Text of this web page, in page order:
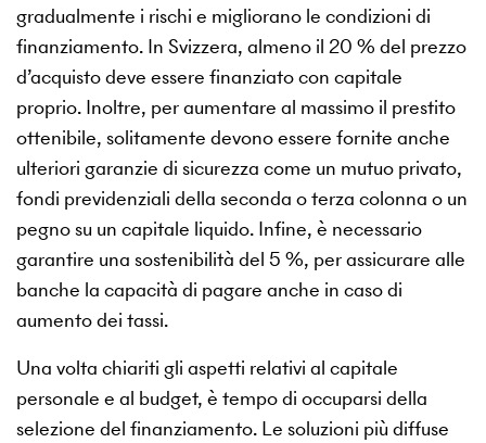
gradualmente i rischi e migliorano le condizioni di
finanziamento. In Svizzera, almeno il 20 % del prezzo
d’acquisto deve essere finanziato con capitale
proprio. Inoltre, per aumentare al massimo il prestito
ottenibile, solitamente devono essere fornite anche
ulteriori garanzie di sicurezza come un mutuo privato,
fondi previdenziali della seconda o terza colonna o un
pegno su un capitale liquido. Infine, è necessario
garantire una sostenibilità del 5 %, per assicurare alle
banche la capacità di pagare anche in caso di
aumento dei tassi.
Una volta chiariti gli aspetti relativi al capitale
personale e al budget, è tempo di occuparsi della
selezione del finanziamento. Le soluzioni più diffuse